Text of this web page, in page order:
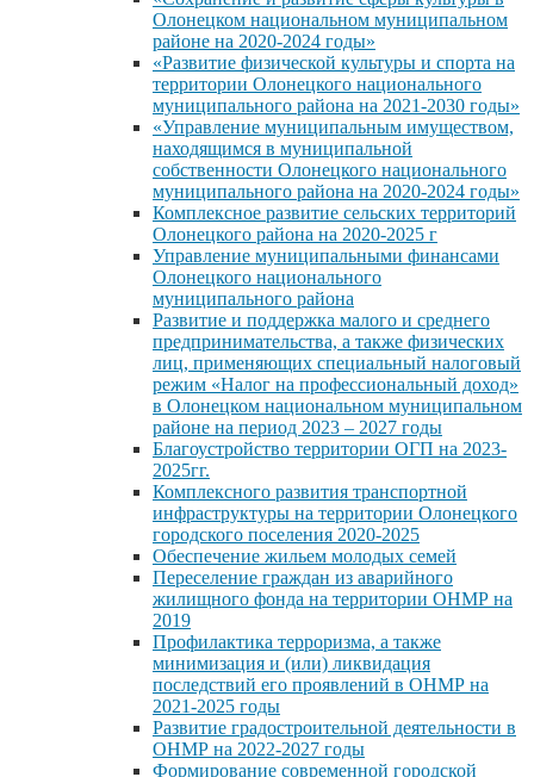
Олонецком национальном муниципальном
районе на 2020-2024 годы»
«Развитие физической культуры и спорта на
территории Олонецкого национального
муниципального района на 2021-2030 годы»
«Управление муниципальным имуществом,
находящимся в муниципальной
собственности Олонецкого национального
муниципального района на 2020-2024 годы»
Комплексное развитие сельских территорий
Олонецкого района на 2020-2025 г
Управление муниципальными финансами
Олонецкого национального
муниципального района
Развитие и поддержка малого и среднего
предпринимательства, а также физических
лиц, применяющих специальный налоговый
режим «Налог на профессиональный доход»
в Олонецком национальном муниципальном
районе на период 2023 – 2027 годы
Благоустройство территории ОГП на 2023-
2025гг.
Комплексного развития транспортной
инфраструктуры на территории Олонецкого
городского поселения 2020-2025
Обеспечение жильем молодых семей
Переселение граждан из аварийного
жилищного фонда на территории ОНМР на
2019
Профилактика терроризма, а также
минимизация и (или) ликвидация
последствий его проявлений в ОНМР на
2021-2025 годы
Развитие градостроительной деятельности в
ОНМР на 2022-2027 годы
Формирование современной городской